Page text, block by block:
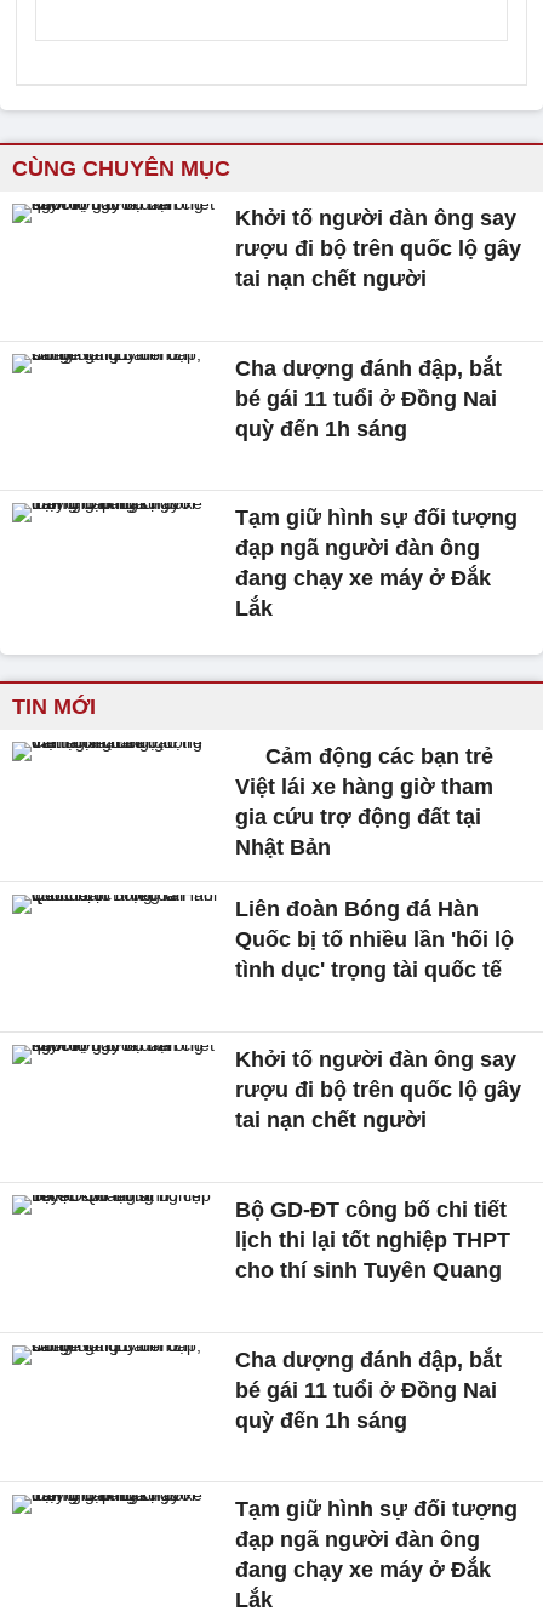
CÙNG CHUYÊN MỤC
Khởi tố người đàn ông say
rượu đi bộ trên quốc lộ gây
tai nạn chết người
Cha dượng đánh đập, bắt
bé gái 11 tuổi ở Đồng Nai
quỳ đến 1h sáng
Tạm giữ hình sự đối tượng
đạp ngã người đàn ông
đang chạy xe máy ở Đắk
Lắk
TIN MỚI
Cảm động các bạn trẻ
Việt lái xe hàng giờ tham
gia cứu trợ động đất tại
Nhật Bản
Liên đoàn Bóng đá Hàn
Quốc bị tố nhiều lần 'hối lộ
tình dục' trọng tài quốc tế
Khởi tố người đàn ông say
rượu đi bộ trên quốc lộ gây
tai nạn chết người
Bộ GD-ĐT công bố chi tiết
lịch thi lại tốt nghiệp THPT
cho thí sinh Tuyên Quang
Cha dượng đánh đập, bắt
bé gái 11 tuổi ở Đồng Nai
quỳ đến 1h sáng
Tạm giữ hình sự đối tượng
đạp ngã người đàn ông
đang chạy xe máy ở Đắk
Lắk